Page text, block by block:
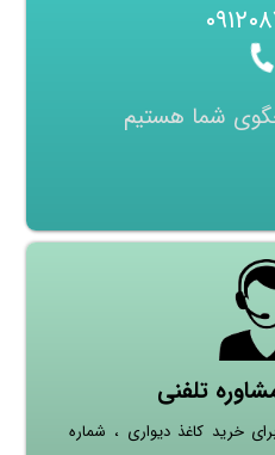
شما هستیم
تلفنی
خرید کاغذ دیواری ، شماره